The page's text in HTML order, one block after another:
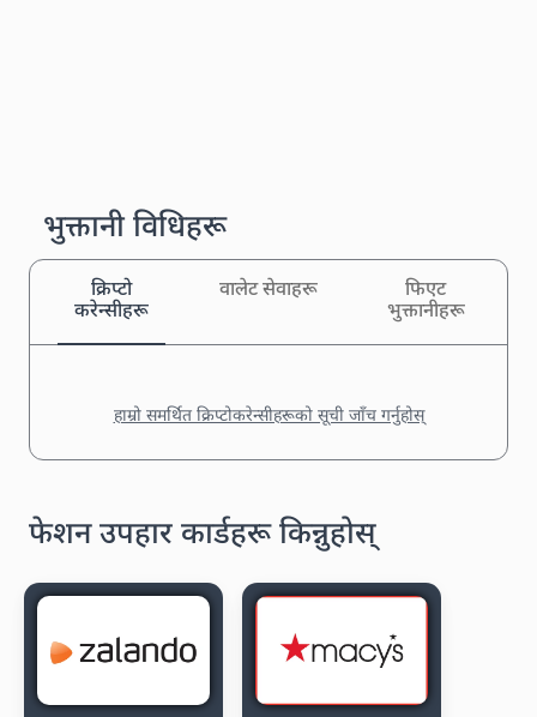
भुक्तानी विधिहरू
क्रिप्टो
करेन्सीहरू
वालेट सेवाहरू
फिएट
भुक्तानीहरू
हाम्रो समर्थित क्रिप्टोकरेन्सीहरूको सूची जाँच गर्नुहोस्
फेशन उपहार कार्डहरू किन्नुहोस्